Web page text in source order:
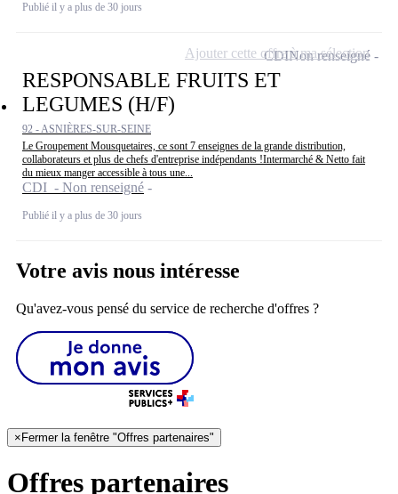
Publié il y a plus de 30 jours
RESPONSABLE FRUITS ET
LEGUMES (H/F)
92 - ASNIÈRES-SUR-SEINE
Le Groupement Mousquetaires, ce sont 7 enseignes de la grande distribution,
collaborateurs et plus de chefs d'entreprise indépendants !Intermarché & Netto fait
du mieux manger accessible à tous une...
CDI - Non renseigné
Publié il y a plus de 30 jours
CDINon renseigné
Ajouter cette offre à ma sélection
Votre avis nous intéresse
Qu'avez-vous pensé du service de recherche d'offres ?
× Fermer la fenêtre "Offres partenaires"
Offres partenaires